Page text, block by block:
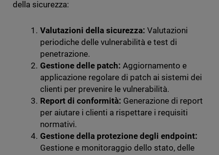
della sicurezza:
Valutazioni della sicurezza: Valutazioni
periodiche delle vulnerabilità e test di
penetrazione.
Gestione delle patch: Aggiornamento e
applicazione regolare di patch ai sistemi dei
clienti per prevenire le vulnerabilità.
Report di conformità: Generazione di report
per aiutare i clienti a rispettare i requisiti
normativi.
Gestione della protezione degli endpoint:
Gestione e monitoraggio dello stato, delle